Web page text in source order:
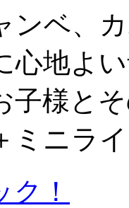
ンベ、
心地よ
子様と
ミニラ
！